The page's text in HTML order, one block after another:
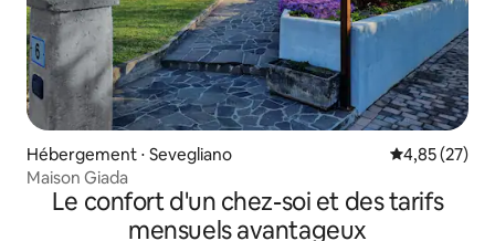
Hébergement ⋅ Sevegliano Évaluation
4,85 (27)
Maison Giada
Le confort d'un chez-soi et des tarifs
mensuels avantageux